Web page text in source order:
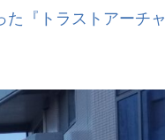
『トラストアーチャ